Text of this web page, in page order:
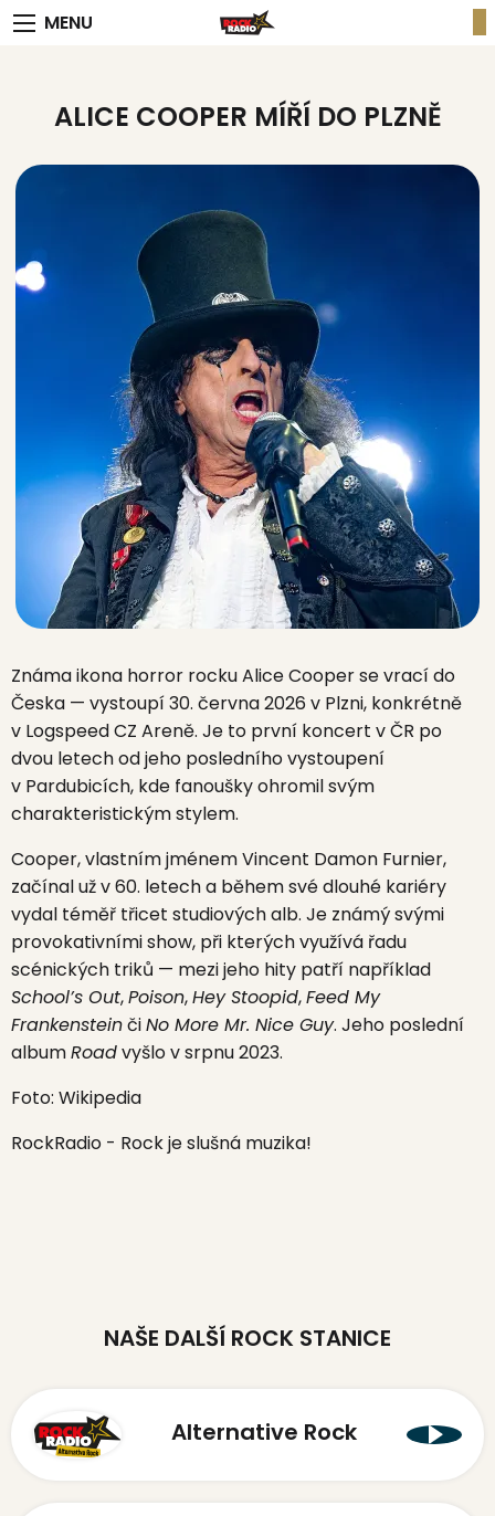
MENU
ALICE COOPER MÍŘÍ DO PLZNĚ
Známa ikona horror rocku Alice Cooper se vrací do
Česka — vystoupí 30. června 2026 v Plzni, konkrétně
v Logspeed CZ Areně. Je to první koncert v ČR po
dvou letech od jeho posledního vystoupení
v Pardubicích, kde fanoušky ohromil svým
charakteristickým stylem.
Cooper, vlastním jménem Vincent Damon Furnier,
začínal už v 60. letech a během své dlouhé kariéry
vydal téměř třicet studiových alb. Je známý svými
provokativními show, při kterých využívá řadu
scénických triků — mezi jeho hity patří například
School’s Out,Poison,Hey Stoopid,Feed My
FrankensteinčiNo More Mr. Nice Guy. Jeho poslední
albumRoadvyšlo v srpnu 2023.
Foto: Wikipedia
RockRadio - Rock je slušná muzika!
NAŠE DALŠÍ ROCK STANICE
Alternative Rock